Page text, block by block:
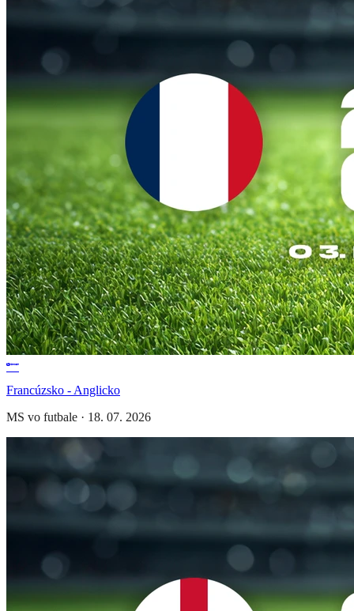
Francúzsko - Anglicko
MS vo futbale · 18. 07. 2026